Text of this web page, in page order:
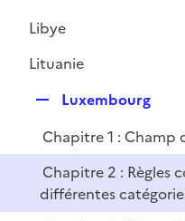
p
l
Libye
Lituanie
p
l
i
e
Luxembourg
Chapitre 1 :
Chapitre 2 : Règles
différentes